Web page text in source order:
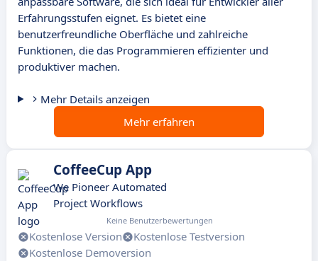
Erfahrungsstufen eignet. Es bietet eine
benutzerfreundliche Oberfläche und zahlreiche
Funktionen, die das Programmieren effizienter und
produktiver machen.
Mehr Details anzeigen
Mehr erfahren
CoffeeCup App
We Pioneer Automated
Project Workflows
Keine Benutzerbewertungen
Kostenlose Version
Kostenlose Testversion
Kostenlose Demoversion